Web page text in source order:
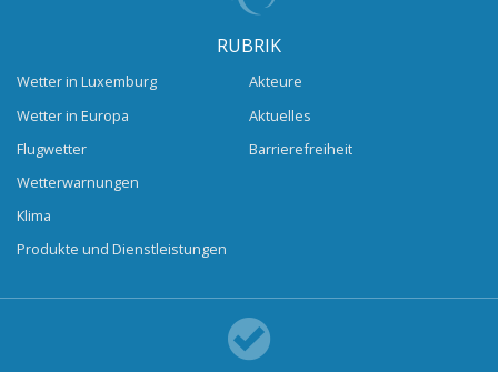
RUBRIK
Wetter in Luxemburg
Wetter in Europa
Flugwetter
Wetterwarnungen
Klima
Produkte und Dienstleistungen
Akteure
Aktuelles
Barrierefreiheit